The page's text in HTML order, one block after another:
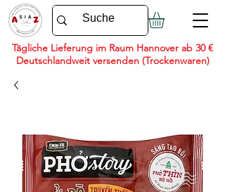
Tägliche Lieferung im Raum Hannover ab 30 €
Deutschlandweit versenden (Trockenwaren)